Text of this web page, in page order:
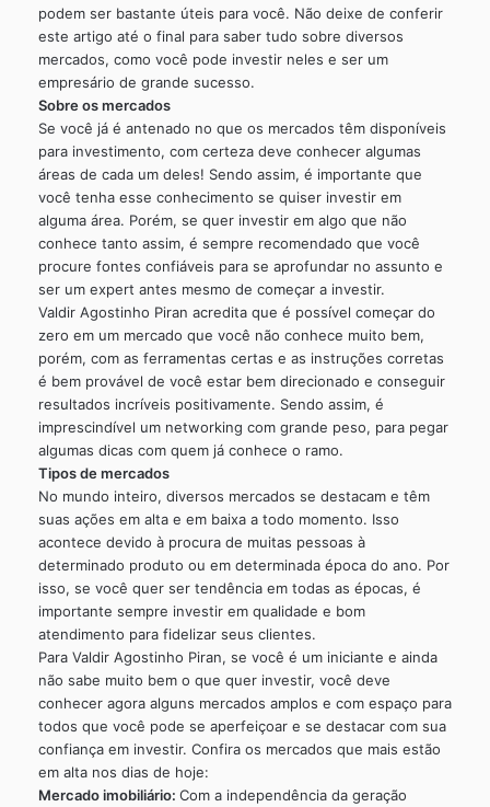
podem ser bastante úteis para você. Não deixe de conferir
este artigo até o final para saber tudo sobre diversos
mercados, como você pode investir neles e ser um
empresário de grande sucesso.
Sobre os mercados
Se você já é antenado no que os mercados têm disponíveis
para investimento, com certeza deve conhecer algumas
áreas de cada um deles! Sendo assim, é importante que
você tenha esse conhecimento se quiser investir em
alguma área. Porém, se quer investir em algo que não
conhece tanto assim, é sempre recomendado que você
procure fontes confiáveis para se aprofundar no assunto e
ser um expert antes mesmo de começar a investir.
Valdir Agostinho Piran acredita que é possível começar do
zero em um mercado que você não conhece muito bem,
porém, com as ferramentas certas e as instruções corretas
é bem provável de você estar bem direcionado e conseguir
resultados incríveis positivamente. Sendo assim, é
imprescindível um networking com grande peso, para pegar
algumas dicas com quem já conhece o ramo.
Tipos de mercados
No mundo inteiro, diversos mercados se destacam e têm
suas ações em alta e em baixa a todo momento. Isso
acontece devido à procura de muitas pessoas à
determinado produto ou em determinada época do ano. Por
isso, se você quer ser tendência em todas as épocas, é
importante sempre investir em qualidade e bom
atendimento para fidelizar seus clientes.
Para Valdir Agostinho Piran, se você é um iniciante e ainda
não sabe muito bem o que quer investir, você deve
conhecer agora alguns mercados amplos e com espaço para
todos que você pode se aperfeiçoar e se destacar com sua
confiança em investir. Confira os mercados que mais estão
em alta nos dias de hoje:
Mercado imobiliário: Com a independência da geração